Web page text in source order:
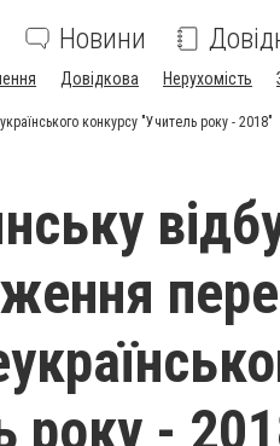
Новини
Довідкова Нерухомість
конкурсу "Учитель року - 2018"
року -